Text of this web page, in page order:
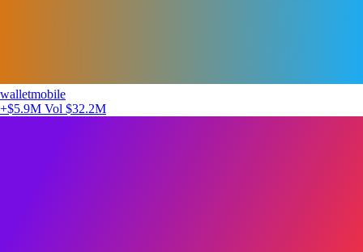
walletmobile
+$5.9M Vol $32.2M